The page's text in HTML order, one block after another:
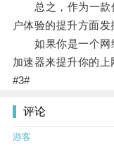
总之，作为一款
户体验的提升方面发
如果你是一个网
加速器来提升你的上
#3#
评论
游客